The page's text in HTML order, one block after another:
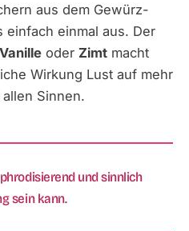
aus dem Gewürz­
einmal aus. Der
Vanille oder Zimt macht
Wirkung Lust auf mehr
Sinnen.
und sinnlich
sein kann.